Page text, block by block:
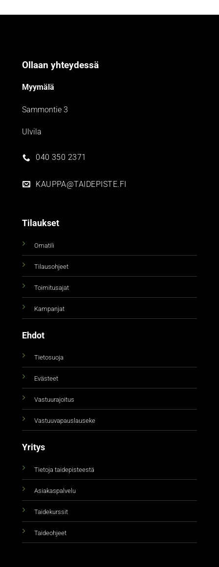
Ollaan yhteydessä
Myymälä
Sammontie 3
Ulvila
040 350 2371
KAUPPA@TAIDEPISTE.FI
Tilaukset
Omatili
Tilausohjeet
Toimitusajat
Kampanjat
Ehdot
Tietosuoja
Evästeet
Vastuurajoitus
Vastuuvapauslauseke
Yritys
Tietoja taidepisteestä
Asiakaspalvelu
Taidekurssit
Taideohjeet